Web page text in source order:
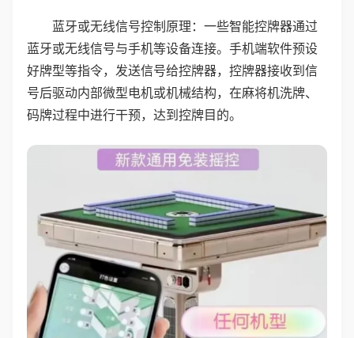
蓝牙或无线信号控制原理：一些智能控牌器通过
蓝牙或无线信号与手机等设备连接。手机端软件预设
好牌型等指令，发送信号给控牌器，控牌器接收到信
号后驱动内部微型电机或机械结构，在麻将机洗牌、
码牌过程中进行干预，达到控牌目的。